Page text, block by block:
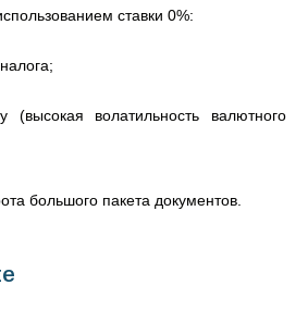
ставки 0%:
волатильность валютного
большого пакета документов.